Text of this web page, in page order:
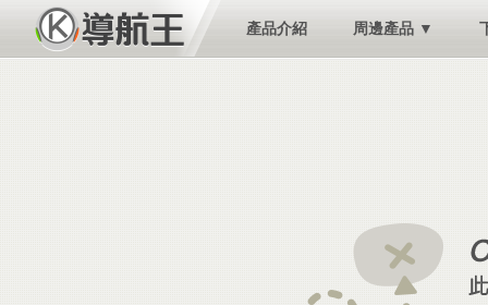
產品介紹 周邊產品 ▼